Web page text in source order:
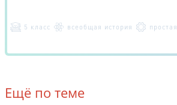
5 класс всеобщая история простая
Ещё по теме